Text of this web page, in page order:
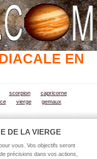
EN
scorpion
capricorne
vierge gemaux
DE LA VIERGE
vous. Vos objectifs seront
précisions dans vos actions,